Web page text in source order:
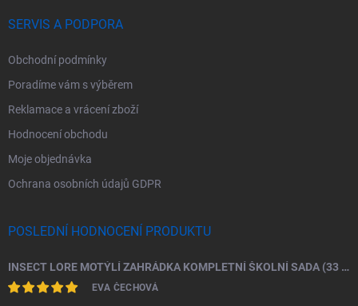
SERVIS A PODPORA
Obchodní podmínky
Poradíme vám s výběrem
Reklamace a vrácení zboží
Hodnocení obchodu
Moje objednávka
Ochrana osobních údajů GDPR
POSLEDNÍ HODNOCENÍ PRODUKTU
INSECT LORE MOTÝLÍ ZAHRÁDKA KOMPLETNÍ ŠKOLNÍ SADA (33 HOUSENEK)
EVA ČECHOVÁ